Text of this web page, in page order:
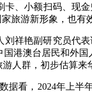
卡、小额扫码、现
旅游新形象，也
艳副研究员代表
港澳台居民和外
人群，初步估算
看，2024年上半年